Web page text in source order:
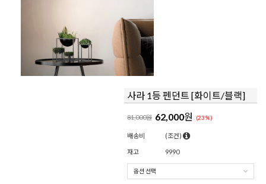
사라 1등 펜던트 [화이트/블랙]
81,000원 62,000원 (23%)
배송비 (조건)
재고 9990